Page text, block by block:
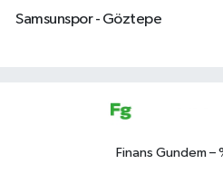
Samsunspor - Göztepe
Finans Gundem –